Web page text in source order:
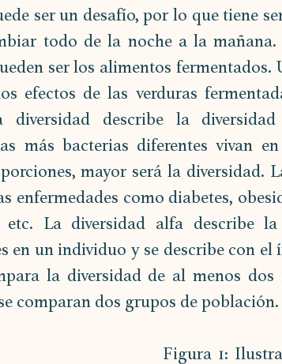
ser un desafío, por lo que tiene
todo de la noche a la
ser los alimentos fermentados.
efectos de las verduras
diversidad describe la
más bacterias diferentes vivan
mayor será la diversidad.
enfermedades como diabetes,
etc. La diversidad alfa describe
en un individuo y se describe con el
la diversidad de al menos dos
comparan dos grupos de población.
Figura 1: